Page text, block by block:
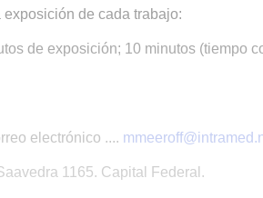
de cada trabajo:
de exposición; 10 minutos (tiempo
electrónico ....
1165. Capital Federal.